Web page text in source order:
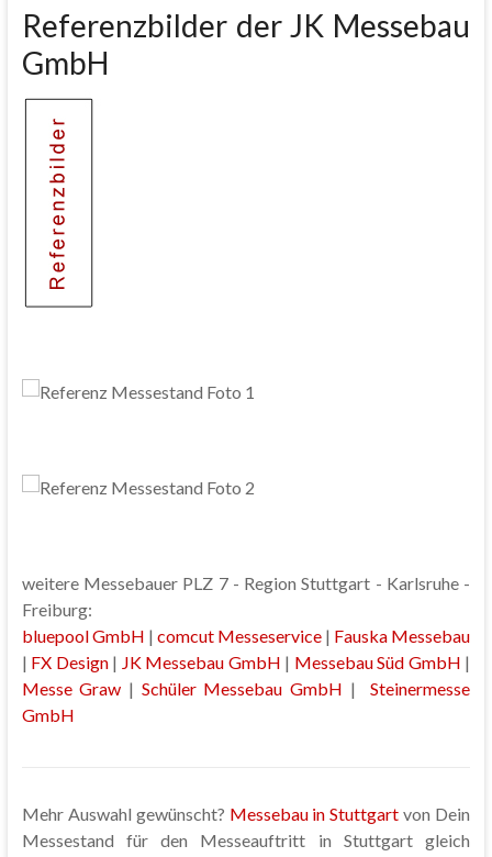
Referenzbilder der JK Messebau
GmbH
weitere Messebauer PLZ 7 - Region Stuttgart - Karlsruhe -
Freiburg:
bluepool GmbH | comcut Messeservice | Fauska Messebau
| FX Design| JK Messebau GmbH | Messebau Süd GmbH |
Messe Graw | Schüler Messebau GmbH |
Steinermesse
GmbH
Mehr Auswahl gewünscht? Messebau in Stuttgart von Dein
Messestand für den Messeauftritt in Stuttgart gleich